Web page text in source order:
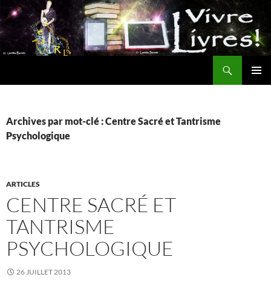
Aller
au
contenu
Archives par mot-clé : Centre Sacré et Tantrisme
Psychologique
ARTICLES
CENTRE SACRÉ ET
TANTRISME
PSYCHOLOGIQUE
26 JUILLET 2013